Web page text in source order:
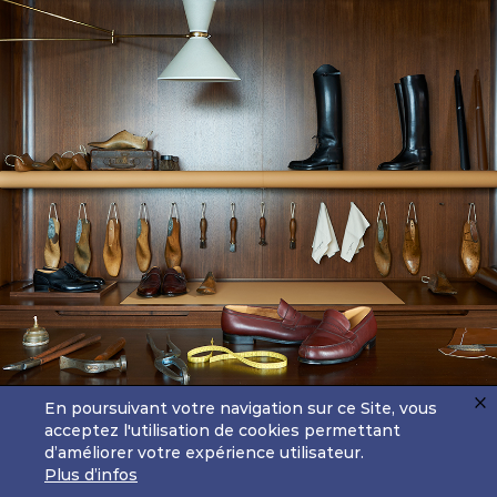
La
COLLECTE
voir plus
1 2 3
En poursuivant votre navigation sur ce Site, vous
acceptez l'utilisation de cookies permettant
d’améliorer votre expérience utilisateur.
Plus d’infos